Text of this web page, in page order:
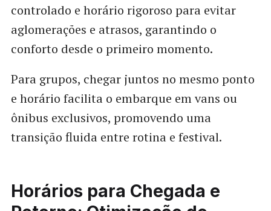
controlado e horário rigoroso para evitar
aglomerações e atrasos, garantindo o
conforto desde o primeiro momento.
Para grupos, chegar juntos no mesmo ponto
e horário facilita o embarque em vans ou
ônibus exclusivos, promovendo uma
transição fluida entre rotina e festival.
Horários para Chegada e